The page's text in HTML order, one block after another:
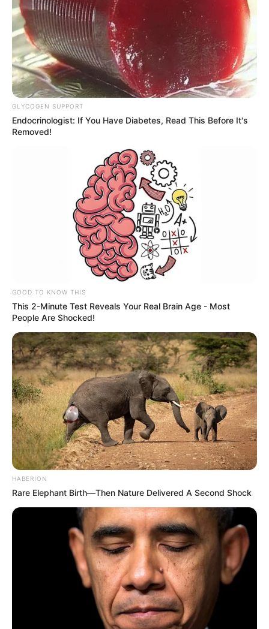
+Fotógrafo usa IA para mostrar como estariam famosos que
morreram jovens.
+URGENTE: Vídeo mostra tentativa de retirar serpente do ouvido
de mulher.
Brasil CONACS|Associação
FNARAS | Solidariedade
Ministério da Saúde
|
Agentes de
Share it
Share it Pin it
PUBLICAÇÕES RELACIONADAS
AMAZONAS
Um marco histórico para os ACS de Manaus.
Setembre 30, 2025
ACS E ACE
CONACS participa do I Congresso dos Agentes
Comunitários de Saúde da Região Metropolitana de
Outubro 04, 2023
GLYCOGEN SUPPORT
Endocrinologist: If You Have Diabetes, Read This Before It's
Removed!
GOOD TO KNOW THIS
This 2-Minute Test Reveals Your Real Brain Age - Most
People Are Shocked!
HABERION
Rare Elephant Birth—Then Nature Delivered A Second Shock